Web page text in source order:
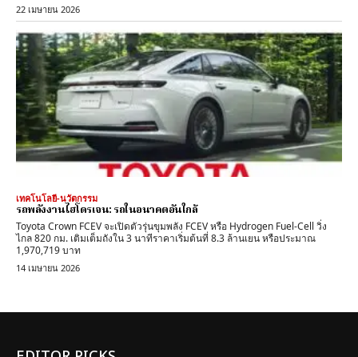
22 เมษายน 2026
เทคโนโลยี-นวัตกรรม
รถพลังงานไฮโดรเจน: รถในอนาคตอันใกล้
Toyota Crown FCEV จะเปิดตัวรุ่นขุมพลัง FCEV หรือ Hydrogen Fuel-Cell วิ่ง
ไกล 820 กม. เติมเต็มถังใน 3 นาทีราคาเริ่มต้นที่ 8.3 ล้านเยน หรือประมาณ
1,970,719 บาท
14 เมษายน 2026